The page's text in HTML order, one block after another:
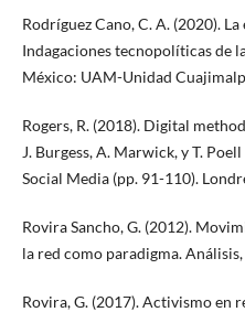
Rodríguez Cano, C. A. (2020).
Indagaciones tecnopolíticas de
México: UAM-Unidad
Rogers, R. (2018). Digital
J. Burgess, A. Marwick, y T.
Social Media (pp. 91-110).
Rovira Sancho, G. (2012).
la red como paradigma.
Rovira, G. (2017). Activismo en